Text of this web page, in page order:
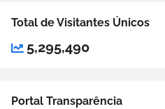
Total de Visitantes Únicos
5,295,490
Portal Transparência